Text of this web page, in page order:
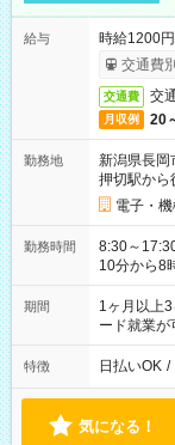
給与
時給1200
交通費
交通費 交
月収例 20
勤務地
新潟県長岡
押切駅から
電子・
勤務時間
8:30～17:30 9:00
10分から8
期間
1ヶ月以上
ード就業が
特徴 日払いOK /
気になる！